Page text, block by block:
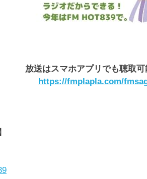
放送はスマホアプリでも聴取可
https://fmplapla.com/